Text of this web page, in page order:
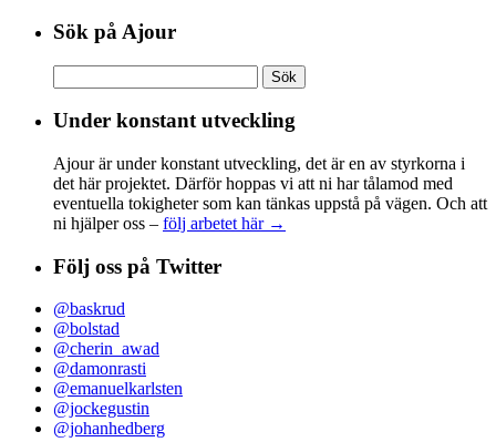
Sök på Ajour
efter:
Under konstant utveckling
Ajour är under konstant utveckling, det är en av styrkorna i
det här projektet. Därför hoppas vi att ni har tålamod med
eventuella tokigheter som kan tänkas uppstå på vägen. Och att
ni hjälper oss – följ arbetet här →
Följ oss på Twitter
@baskrud
@bolstad
@cherin_awad
@damonrasti
@emanuelkarlsten
@jockegustin
@johanhedberg